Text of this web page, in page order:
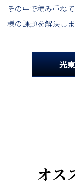
その中で積み重ね
様の課題を解決しま
光
オス